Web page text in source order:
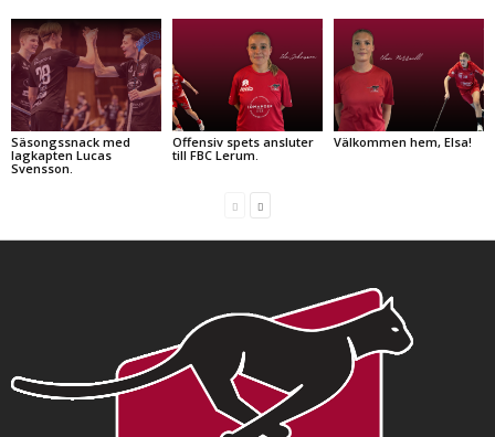
Säsongssnack med
lagkapten Lucas
Svensson.
Offensiv spets ansluter
till FBC Lerum.
Välkommen hem, Elsa!